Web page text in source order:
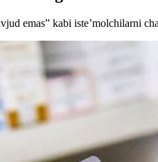
emas” kabi iste’molchilarni